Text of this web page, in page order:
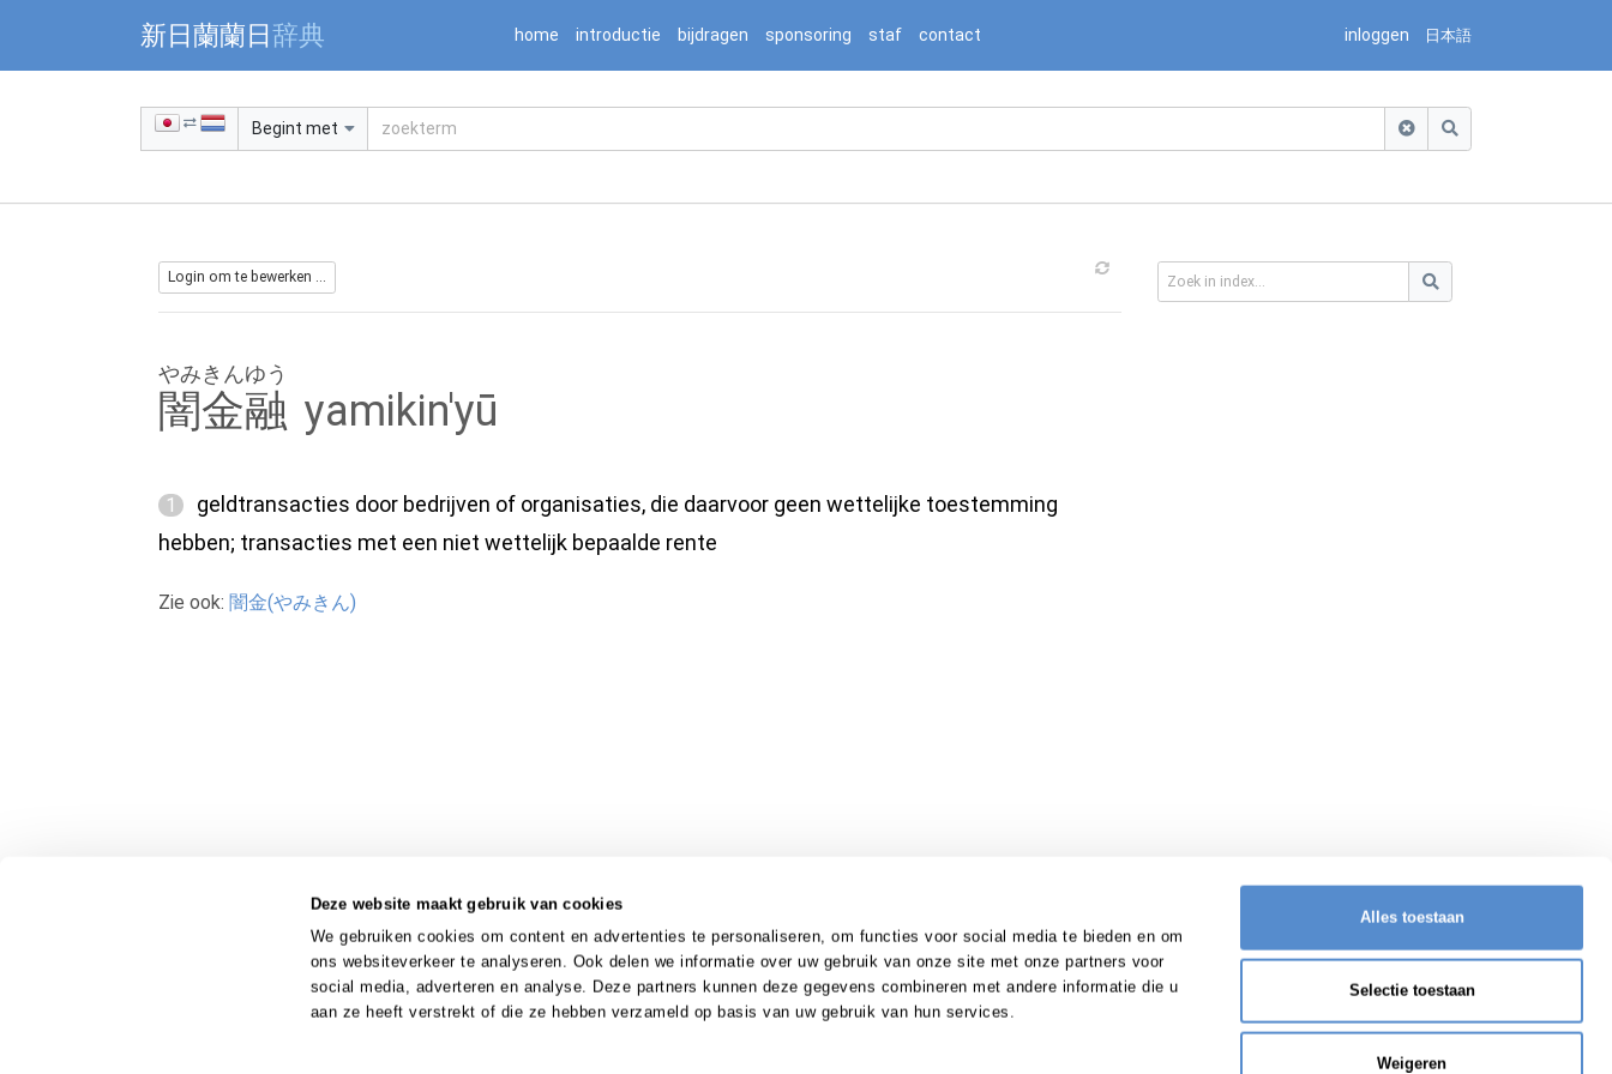
Deze website maakt gebruik van cookies
We gebruiken cookies om content en advertenties te personaliseren, om functies voor social media te bieden en om
ons websiteverkeer te analyseren. Ook delen we informatie over uw gebruik van onze site met onze partners voor
social media, adverteren en analyse. Deze partners kunnen deze gegevens combineren met andere informatie die u
aan ze heeft verstrekt of die ze hebben verzameld op basis van uw gebruik van hun services.
Alles toestaan
Selectie toestaan
Weigeren
Warning: Undefined array key "jnnjuid" in /mnt/web216/d2/76/52236976/htdocs/jnnj-prod/search.php on line 276
新日蘭蘭日辞典 home introductie bijdragen sponsoring staf contact inloggen 日本語
Begint met
Login om te bewerken ...
闇金融
やみきんゆう
yamikin'yū
1
geldtransacties door bedrijven of organisaties, die daarvoor geen wettelijke toestemming
hebben; transacties met een niet wettelijk bepaalde rente
Zie ook: 闇金(やみきん)